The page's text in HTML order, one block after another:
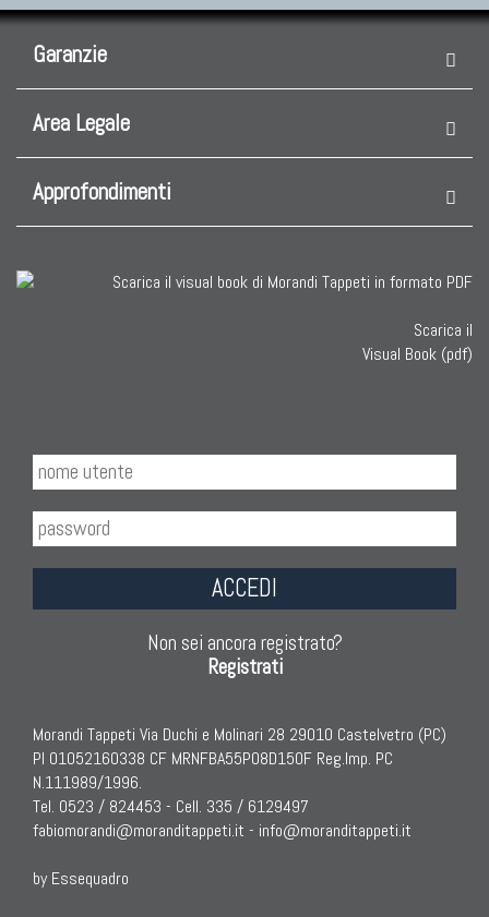
Garanzie
Area Legale
Approfondimenti
Scarica il
Visual Book (pdf)
ACCEDI
Non sei ancora registrato?
Registrati
Morandi Tappeti Via Duchi e Molinari 28 29010 Castelvetro (PC)
PI 01052160338 CF MRNFBA55P08D150F Reg.Imp. PC
N.111989/1996.
Tel. 0523 / 824453 - Cell. 335 / 6129497
fabiomorandi@moranditappeti.it - info@moranditappeti.it
by Essequadro